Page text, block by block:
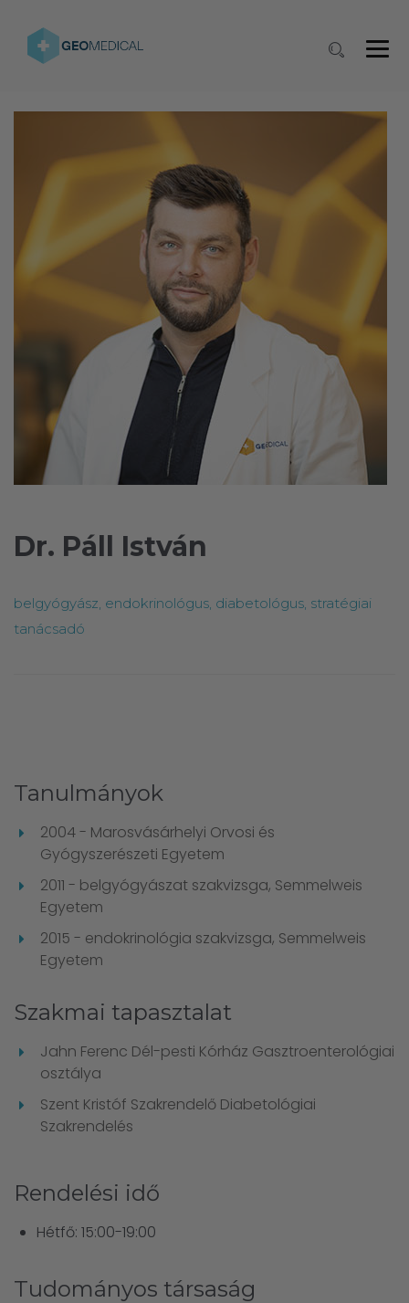
Dr. Páll István
belgyógyász, endokrinológus, diabetológus, stratégiai
tanácsadó
Tanulmányok
2004 - Marosvásárhelyi Orvosi és
Gyógyszerészeti Egyetem
2011 - belgyógyászat szakvizsga, Semmelweis
Egyetem
2015 - endokrinológia szakvizsga, Semmelweis
Egyetem
Szakmai tapasztalat
Jahn Ferenc Dél-pesti Kórház Gasztroenterológiai
osztálya
Szent Kristóf Szakrendelő Diabetológiai
Szakrendelés
Rendelési idő
Hétfő: 15:00-19:00
Tudományos társaság